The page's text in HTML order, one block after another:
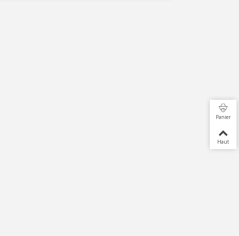
Panier
Haut